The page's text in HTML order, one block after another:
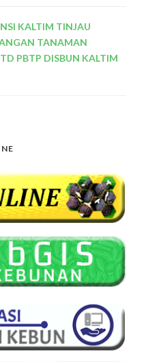
KALTIM TINJAU
TANAMAN
PBTP DISBUN KALTIM